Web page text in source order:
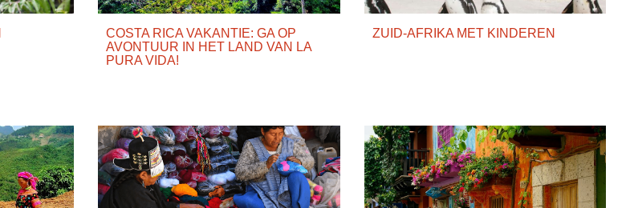
COSTA RICA VAKANTIE: GA OP
AVONTUUR IN HET LAND VAN LA
PURA VIDA!
ZUID-AFRIKA MET KINDEREN